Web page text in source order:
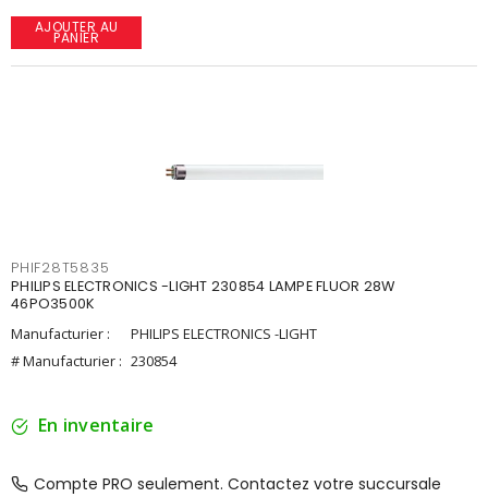
AJOUTER AU
PANIER
PHIF28T5835
PHILIPS ELECTRONICS -LIGHT 230854 LAMPE FLUOR 28W
46PO3500K
Manufacturier :
PHILIPS ELECTRONICS -LIGHT
# Manufacturier : 230854
En inventaire
Compte PRO seulement. Contactez votre succursale